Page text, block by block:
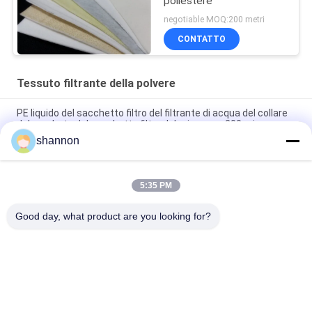
negotiable MOQ:200 metri
CONTATTO
Tessuto filtrante della polvere
PE liquido del sacchetto filtro del filtrante di acqua del collare
del quadrato del sacchetto filtro del micron pp 200 micron
Sacchetto filtro ad alta temperatura borsa d'altezza del
tessuto della silice da 1000 gradi
Riscaldi il tessuto filtrante della polvere dell'industria dell'aria
shannon
5:35 PM
Good day, what product are you looking for?